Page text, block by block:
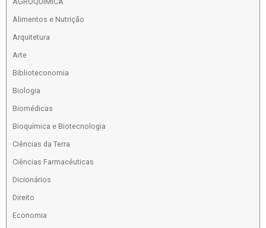
Alimentos e Nutrição
Arquitetura
Arte
Biblioteconomia
Biologia
Biomédicas
Bioquímica e Biotecnologia
Ciências da Terra
Ciências Farmacêuticas
Dicionários
Direito
Economia